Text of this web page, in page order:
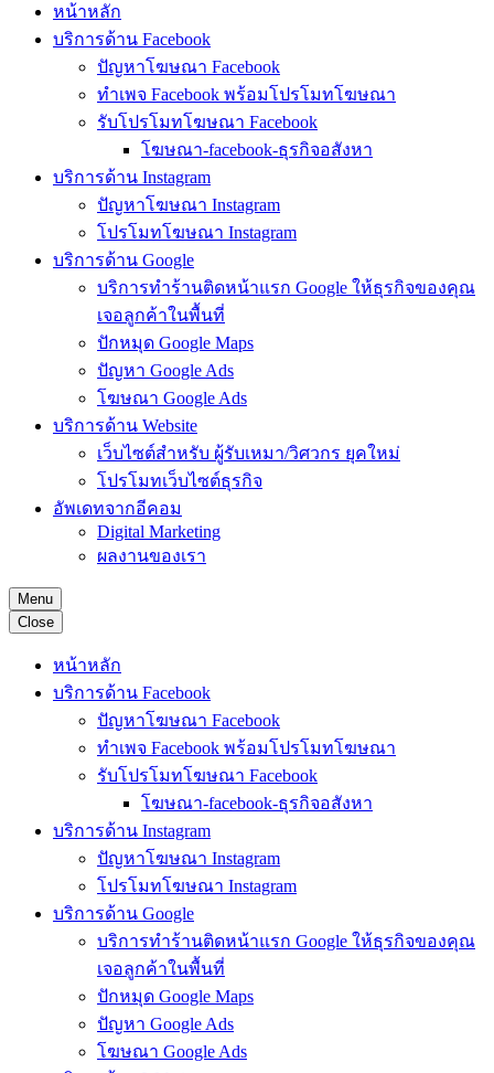
หน้าหลัก
บริการด้าน Facebook
ปัญหาโฆษณา Facebook
ทำเพจ Facebook พร้อมโปรโมทโฆษณา
รับโปรโมทโฆษณา Facebook
โฆษณา-facebook-ธุรกิจอสังหา
บริการด้าน Instagram
ปัญหาโฆษณา Instagram
โปรโมทโฆษณา Instagram
บริการด้าน Google
บริการทำร้านติดหน้าแรก Google ให้ธุรกิจของคุณ
เจอลูกค้าในพื้นที่
ปักหมุด Google Maps
ปัญหา Google Ads
โฆษณา Google Ads
บริการด้าน Website
เว็บไซต์สำหรับ ผู้รับเหมา/วิศวกร ยุคใหม่
โปรโมทเว็บไซต์ธุรกิจ
อัพเดทจากอีคอม
Digital Marketing
ผลงานของเรา
Menu
Close
หน้าหลัก
บริการด้าน Facebook
ปัญหาโฆษณา Facebook
ทำเพจ Facebook พร้อมโปรโมทโฆษณา
รับโปรโมทโฆษณา Facebook
โฆษณา-facebook-ธุรกิจอสังหา
บริการด้าน Instagram
ปัญหาโฆษณา Instagram
โปรโมทโฆษณา Instagram
บริการด้าน Google
บริการทำร้านติดหน้าแรก Google ให้ธุรกิจของคุณ
เจอลูกค้าในพื้นที่
ปักหมุด Google Maps
ปัญหา Google Ads
โฆษณา Google Ads